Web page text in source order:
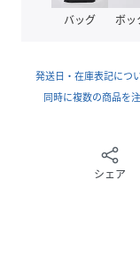
ます。商品のお色
上、着用又はお取
バッグ ボッ
発送日・在庫表記につ
同時に複数の商品を
シェア